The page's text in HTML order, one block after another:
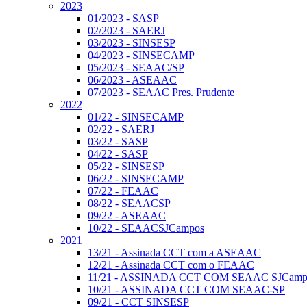
2023
01/2023 - SASP
02/2023 - SAERJ
03/2023 - SINSESP
04/2023 - SINSECAMP
05/2023 - SEAAC/SP
06/2023 - ASEAAC
07/2023 - SEAAC Pres. Prudente
2022
01/22 - SINSECAMP
02/22 - SAERJ
03/22 - SASP
04/22 - SASP
05/22 - SINSESP
06/22 - SINSECAMP
07/22 - FEAAC
08/22 - SEAACSP
09/22 - ASEAAC
10/22 - SEAACSJCampos
2021
13/21 - Assinada CCT com a ASEAAC
12/21 - Assinada CCT com o FEAAC
11/21 - ASSINADA CCT COM SEAAC
10/21 - ASSINADA CCT COM SEAAC-SP
09/21 - CCT SINSESP